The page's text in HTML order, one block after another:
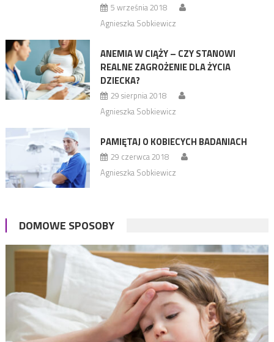
5 września 2018
Agnieszka Sobkiewicz
ANEMIA W CIĄŻY – CZY STANOWI
REALNE ZAGROŻENIE DLA ŻYCIA
DZIECKA?
29 sierpnia 2018
Agnieszka Sobkiewicz
PAMIĘTAJ O KOBIECYCH BADANIACH
29 czerwca 2018
Agnieszka Sobkiewicz
DOMOWE SPOSOBY